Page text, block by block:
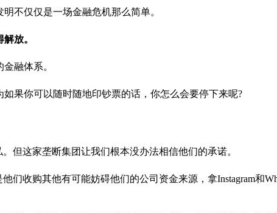
不仅仅是一场金融危机那么简单。
放。
融体系。
果你可以随时随地印钞票的话，你怎么会要停下来呢?
但这家垄断集团让我们根本没办法相信他们的承诺。
们收购其他有可能妨碍他们的公司资金来源，拿Instagram和